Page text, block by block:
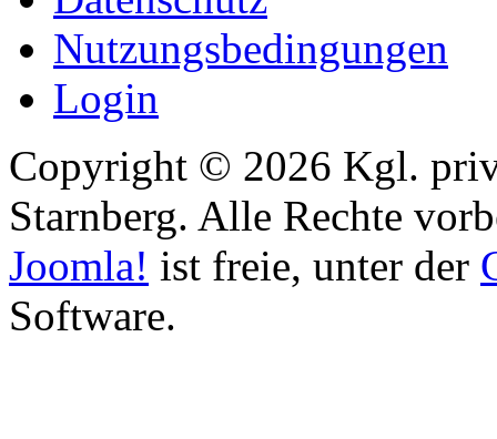
Nutzungsbedingungen
Login
Copyright © 2026 Kgl.
Starnberg. Alle Rechte
Joomla! ist freie, unter der
Software.